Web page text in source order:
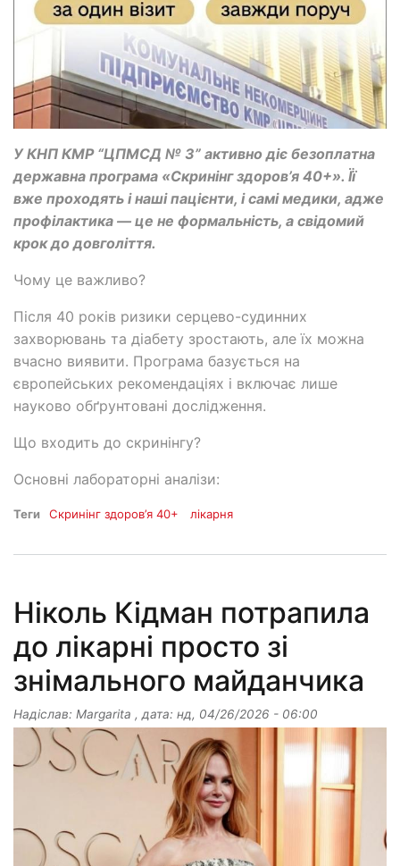
У КНП КМР “ЦПМСД № 3” активно діє безоплатна
державна програма «Скринінг здоров’я 40+». Її
вже проходять і наші пацієнти, і самі медики, адже
профілактика — це не формальність, а свідомий
крок до довголіття.
Чому це важливо?
Після 40 років ризики серцево-судинних
захворювань та діабету зростають, але їх можна
вчасно виявити. Програма базується на
європейських рекомендаціях і включає лише
науково обґрунтовані дослідження.
Що входить до скринінгу?
Основні лабораторні аналізи:
Теги Скринінг здоров’я 40+ лікарня
Ніколь Кідман потрапила
до лікарні просто зі
знімального майданчика
Надіслав: Margarita , дата: нд, 04/26/2026 - 06:00